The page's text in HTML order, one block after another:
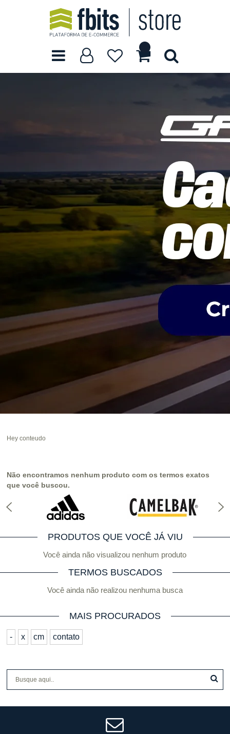
Hey conteudo
Não encontramos nenhum produto com os termos exatos
que você buscou.
PRODUTOS QUE VOCÊ JÁ VIU
Você ainda não visualizou nenhum produto
TERMOS BUSCADOS
Você ainda não realizou nenhuma busca
MAIS PROCURADOS
- x cm contato